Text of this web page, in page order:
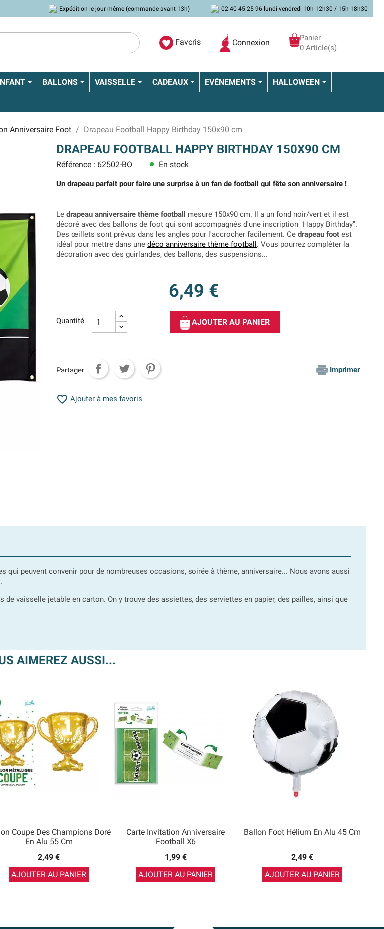
Expédition le jour même (commande avant 13h) 02 40 45 25 96 lundi-vendredi 10h-12h30 / 15h-18h30
Favoris Connexion
Panier
0 Article(s)
BALLONS VAISSELLE CADEAUX EVÉNEMENTS HALLOWEEN
Anniversaire Foot Drapeau Football Happy Birthday 150x90 cm
DRAPEAU FOOTBALL HAPPY BIRTHDAY 150X90 CM
Référence : 62502-BO lens En stock
Un drapeau parfait pour faire une surprise à un fan de football qui fête son anniversaire !
Le drapeau anniversaire thème football mesure 150x90 cm. Il a un fond noir/vert et il est
décoré avec des ballons de foot qui sont accompagnés d'une inscription "Happy Birthday".
Des œillets sont prévus dans les angles pour l'accrocher facilement. Ce drapeau foot est
idéal pour mettre dans une déco anniversaire thème football. Vous pourrez compléter la
décoration avec des guirlandes, des ballons, des suspensions...
6,49 €
Quantité AJOUTER AU PANIER
Partager Imprimer
 Ajouter à mes favoris
qui peuvent convenir pour de nombreuses occasions, soirée à thème, anniversaire... Nous avons aussi
vaisselle jetable en carton. On y trouve des assiettes, des serviettes en papier, des pailles, ainsi que
AIMEREZ AUSSI...
Coupe Des Champions Doré
En Alu 55 Cm
2,49 €
AJOUTER AU PANIER
Carte Invitation Anniversaire
Football X6
1,99 €
AJOUTER AU PANIER
Ballon Foot Hélium En Alu 45 Cm
2,49 €
AJOUTER AU PANIER